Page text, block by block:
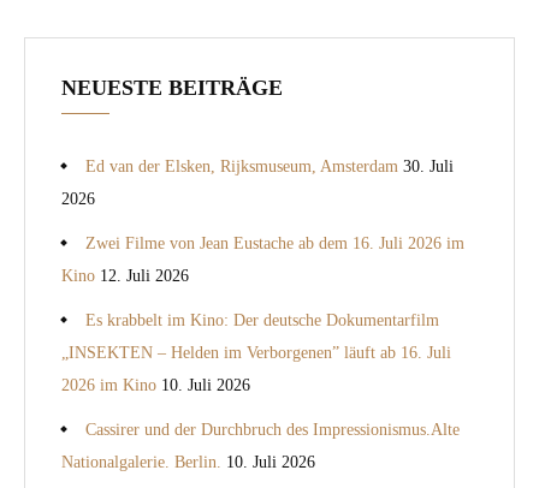
NEUESTE BEITRÄGE
Ed van der Elsken, Rijksmuseum, Amsterdam 30. Juli
2026
Zwei Filme von Jean Eustache ab dem 16. Juli 2026 im
Kino 12. Juli 2026
Es krabbelt im Kino: Der deutsche Dokumentarfilm
„INSEKTEN – Helden im Verborgenen” läuft ab 16. Juli
2026 im Kino 10. Juli 2026
Cassirer und der Durchbruch des Impressionismus.Alte
Nationalgalerie. Berlin. 10. Juli 2026